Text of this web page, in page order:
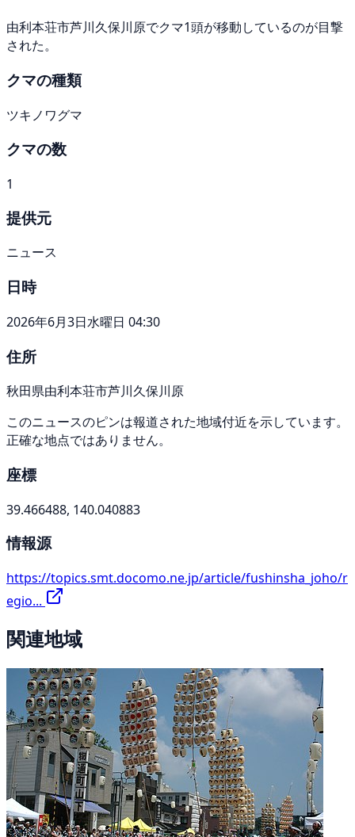
由利本荘市芦川久保川原でクマ1頭が移動しているのが目撃
された。
クマの種類
ツキノワグマ
クマの数
1
提供元
ニュース
日時
2026年6月3日水曜日 04:30
住所
秋田県由利本荘市芦川久保川原
このニュースのピンは報道された地域付近を示しています。
正確な地点ではありません。
座標
39.466488, 140.040883
情報源
https://topics.smt.docomo.ne.jp/article/fushinsha_joho/r
egio...
関連地域